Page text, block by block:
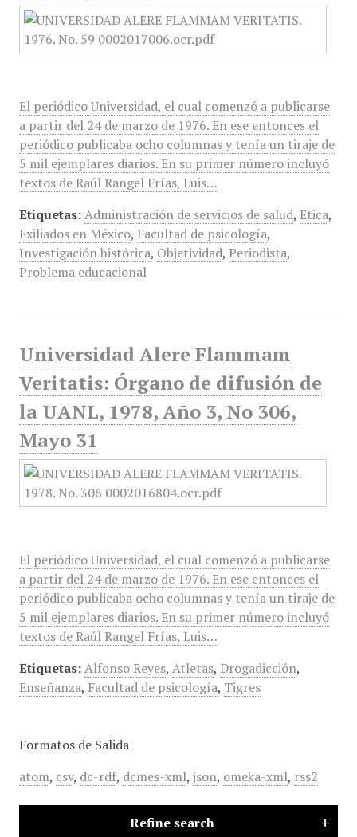
El periódico Universidad, el cual comenzó a publicarse
a partir del 24 de marzo de 1976. En ese entonces el
periódico publicaba ocho columnas y tenía un tiraje de
5 mil ejemplares diarios. En su primer número incluyó
textos de Raúl Rangel Frías, Luis…
Etiquetas: Administración de servicios de salud, Etica,
Exiliados en México, Facultad de psicología,
Investigación histórica, Objetividad, Periodista,
Problema educacional
Universidad Alere Flammam
Veritatis: Órgano de difusión de
la UANL, 1978, Año 3, No 306,
Mayo 31
El periódico Universidad, el cual comenzó a publicarse
a partir del 24 de marzo de 1976. En ese entonces el
periódico publicaba ocho columnas y tenía un tiraje de
5 mil ejemplares diarios. En su primer número incluyó
textos de Raúl Rangel Frías, Luis…
Etiquetas: Alfonso Reyes, Atletas, Drogadicción,
Enseñanza, Facultad de psicología, Tigres
Formatos de Salida
atom, csv, dc-rdf, dcmes-xml, json, omeka-xml, rss2
Refine search